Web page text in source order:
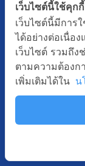
Copyright ©
เว็บไซต์นี้ใช้คุกกี้
เว็บไซต์นี้มีการ
ได้อย่างต่อเนื่อ
เว็บไซต์ รวมถึง
ตามความต้องก
เพิ่มเติมได้ใน น